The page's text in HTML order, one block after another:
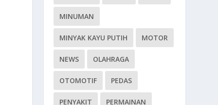
MINUMAN
MINYAK KAYU PUTIH MOTOR
NEWS OLAHRAGA
OTOMOTIF PEDAS
PENYAKIT PERMAINAN